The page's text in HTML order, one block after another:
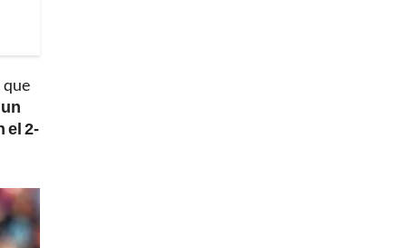
que
el 2-